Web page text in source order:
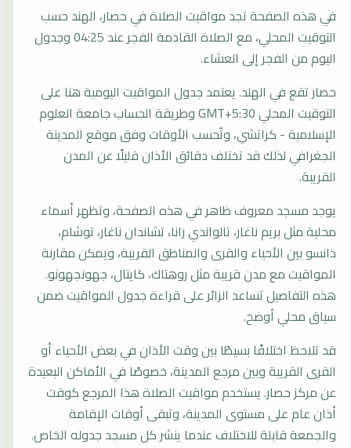
في هذه الصفحة تجد مواقيت الصلاة في حصار، الهند حسب
التوقيت المحلي، مع الصلاة القادمة الفجر عند 04:25 وجدول
اليوم من الفجر إلى العشاء.
حصار تقع في الهند. يعتمد جدول المواقيت اليومية هنا على
التوقيت المحلي GMT+5:30 وطريقة الحساب جامعة العلوم
الإسلامية - كراتشي، وتُحسب الأوقات وفق موقع المدينة
الجغرافي لذلك قد تختلف دقائق الأذان قليلًا عن المدن
القريبة.
يوجد مسجد معروف ظاهر في هذه الصفحة، وتظهر أسماء
محلية مثل بريم ناغار، تالواندي رانا، تشاندان ناغار، توشام،
ذانسو بين الأحياء والقرى والمناطق القريبة، ويمكن مقارنة
المواقيت مع مدن قريبة مثل روهتاك، كايتال، جهونجهونو.
هذه التفاصيل تساعد الزائر على قراءة جدول المواقيت ضمن
سياق محلي أوضح.
قد تلاحظ اختلافًا بسيطًا بين وقت الأذان في بعض الأحياء أو
القرى القريبة وبين مرجع المدينة، خصوصًا في الأماكن البعيدة
عن مركز حصار. يستخدم مواقيت الصلاة هذا المرجع كوقت
أذان عام على مستوى المدينة، وتبقى أوقات الإقامة
والجمعة قابلة للاختلاف عندما ينشر كل مسجد جدوله الخاص.